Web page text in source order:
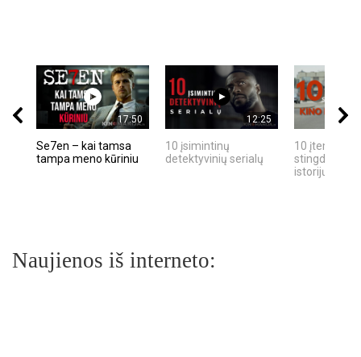
17:50
Se7en – kai tamsa
tampa meno kūriniu
12:25
10 įsimintinų
detektyvinių serialų
10 įtemptų,
stingdančių
istorijų
Naujienos iš interneto: